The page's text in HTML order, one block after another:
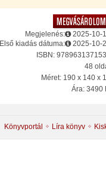
Megjelenés:
2025-10-
Első kiadás dátuma:
2025-10-
ISBN:
48
Méret: 190 x 140 x
Ára: 3490
Könyvportál Líra könyv